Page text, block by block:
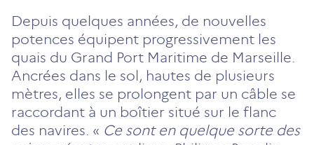
Depuis quelques années, de nouvelles
potences équipent progressivement les
quais du Grand Port Maritime de Marseille.
Ancrées dans le sol, hautes de plusieurs
mètres, elles se prolongent par un câble se
raccordant à un boîtier situé sur le flanc
des navires. « Ce sont en quelque sorte des